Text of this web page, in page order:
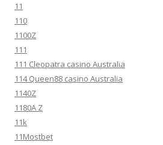
11
110
1100Z
111
111 Cleopatra casino Australia
114 Queen88 casino Australia
1140Z
1180A Z
11k
11Mostbet